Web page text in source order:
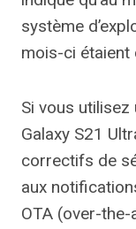
système
mois-ci étaient
Si vous utilisez
Galaxy S21
correctifs de
aux
OTA (over-